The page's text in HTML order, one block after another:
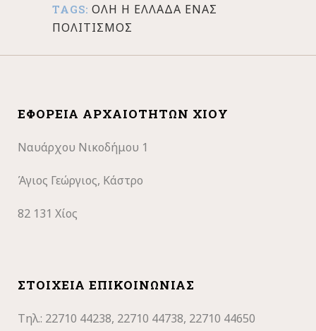
TAGS: ΟΛΗ Η ΕΛΛΑΔΑ ΕΝΑΣ
ΠΟΛΙΤΙΣΜΟΣ
ΕΦΟΡΕΊΑ ΑΡΧΑΙΟΤΉΤΩΝ ΧΊΟΥ
Ναυάρχου Νικοδήμου 1
Άγιος Γεώργιος, Κάστρο
82 131 Χίος
ΣΤΟΙΧΕΊΑ ΕΠΙΚΟΙΝΩΝΊΑΣ
Τηλ.: 22710 44238, 22710 44738, 22710 44650